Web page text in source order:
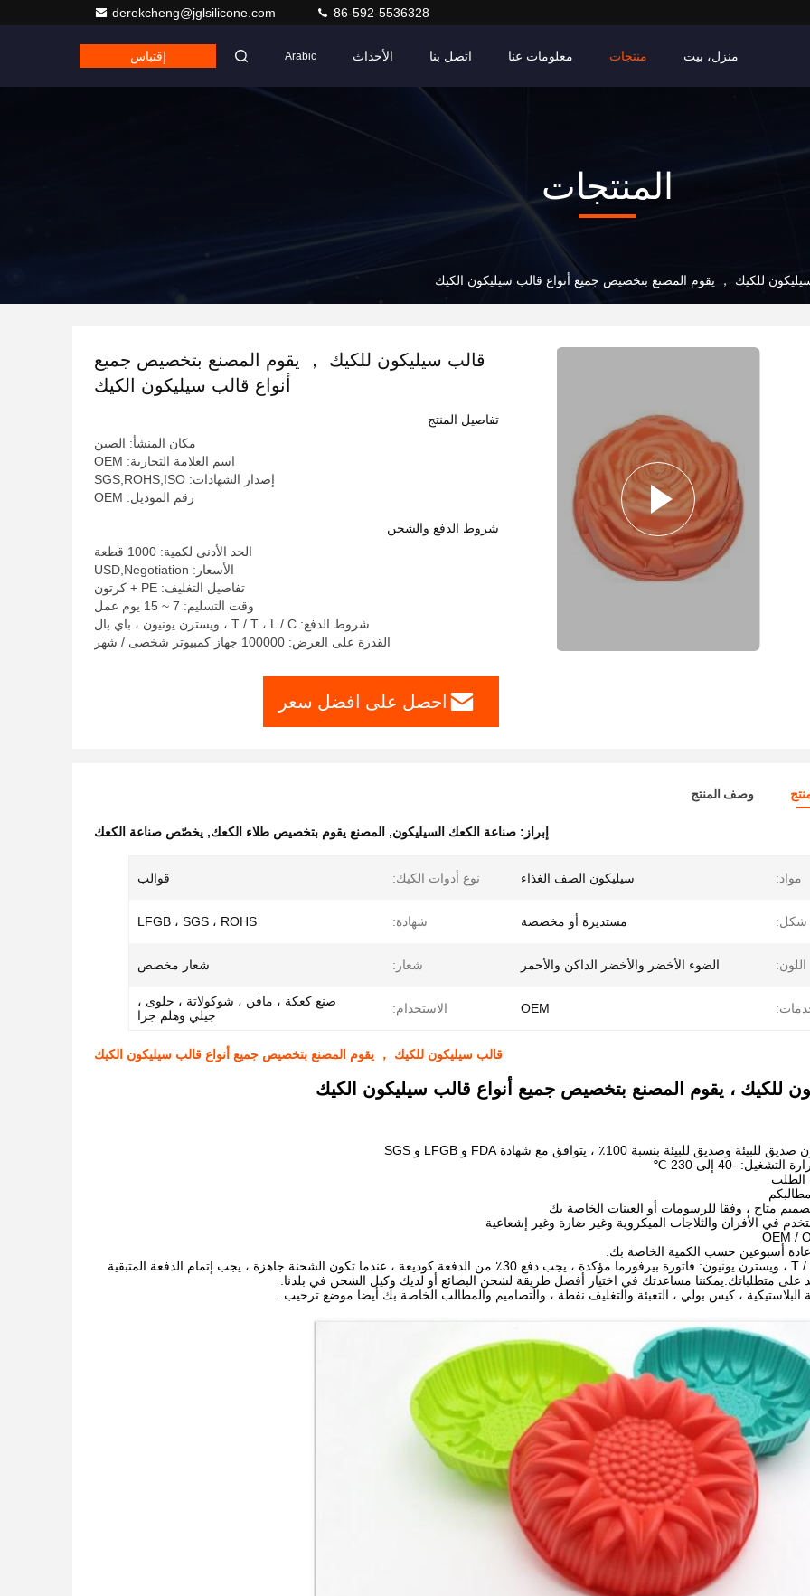
derekcheng@jglsilicone.com 86-592-5536328
منزل، بيت منتجات معلومات عنا اتصل بنا الأحداث Arabic إقتباس
المنتجات
للكيك ， يقوم المصنع بتخصيص جميع أنواع قالب سيليكون الكيك
قالب سيليكون للكيك ， يقوم المصنع بتخصيص جميع
أنواع قالب سيليكون الكيك
تفاصيل المنتج
مكان المنشأ: الصين
اسم العلامة التجارية: OEM
إصدار الشهادات: SGS,ROHS,ISO
رقم الموديل: OEM
شروط الدفع والشحن
الحد الأدنى لكمية: 1000 قطعة
الأسعار: USD,Negotiation
تفاصيل التغليف: PE + كرتون
وقت التسليم: 7 ~ 15 يوم عمل
شروط الدفع: T / T ، L / C ، ويسترن يونيون ، باي بال
القدرة على العرض: 100000 جهاز كمبيوتر شخصى / شهر
احصل على افضل سعر
وصف المنتج
إبراز: صناعة الكعك السيليكون, المصنع يقوم بتخصيص طلاء الكعك, يخصّص صناعة الكعك
مواد: سيليكون الصف الغذاء نوع أدوات الكيك: قوالب
شكل: مستديرة أو مخصصة شهادة: LFGB ، SGS ، ROHS
اللون: الضوء الأخضر والأخضر الداكن والأحمر شعار: شعار مخصص
OEM الاستخدام:
صنع كعكة ، مافن ، شوكولاتة ، حلوى ،
جيلي وهلم جرا
قالب سيليكون للكيك ， يقوم المصنع بتخصيص جميع أنواع قالب سيليكون الكيك
للكيك ، يقوم المصنع بتخصيص جميع أنواع قالب سيليكون الكيك